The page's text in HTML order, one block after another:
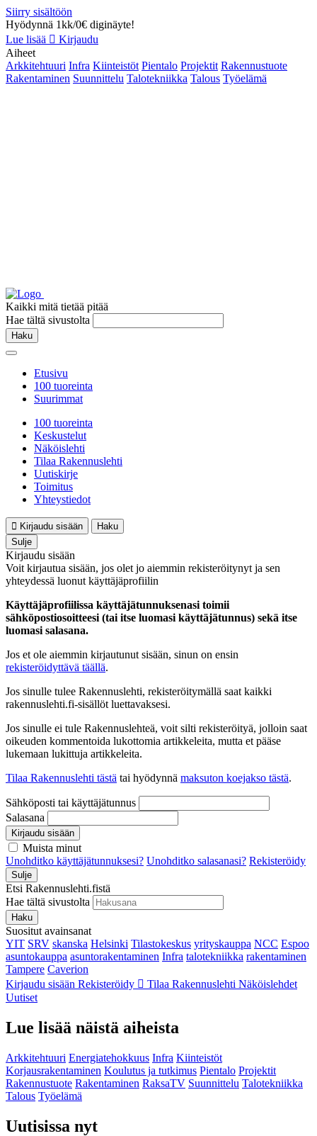
Siirry sisältöön
Hyödynnä 1kk/0€ diginäyte!
Lue lisää
Kirjaudu
Aiheet
Arkkitehtuuri Infra Kiinteistöt Pientalo Projektit Rakennustuote
Rakentaminen Suunnittelu Talotekniikka Talous Työelämä
Kaikki mitä tietää pitää
Hae tältä sivustolta
Haku
Etusivu
100 tuoreinta
Suurimmat
100 tuoreinta
Keskustelut
Näköislehti
Tilaa Rakennuslehti
Uutiskirje
Toimitus
Yhteystiedot
Kirjaudu sisään
Haku
Sulje
Kirjaudu sisään
Voit kirjautua sisään, jos olet jo aiemmin rekisteröitynyt ja sen
yhteydessä luonut käyttäjäprofiilin
Käyttäjäprofiilissa käyttäjätunnuksenasi toimii
sähköpostiosoitteesi (tai itse luomasi käyttäjätunnus) sekä itse
luomasi salasana.
Jos et ole aiemmin kirjautunut sisään, sinun on ensin
rekisteröidyttävä täällä.
Jos sinulle tulee Rakennuslehti, rekisteröitymällä saat kaikki
rakennuslehti.fi-sisällöt luettavaksesi.
Jos sinulle ei tule Rakennuslehteä, voit silti rekisteröityä, jolloin saat
oikeuden kommentoida lukottomia artikkeleita, mutta et pääse
lukemaan lukittuja artikkeleita.
Tilaa Rakennuslehti tästä tai hyödynnä maksuton koejakso tästä.
Sähköposti tai käyttäjätunnus
Salasana
Kirjaudu sisään
Muista minut
Unohditko käyttäjätunnuksesi? Unohditko salasanasi? Rekisteröidy
Sulje
Etsi Rakennuslehti.fistä
Hae tältä sivustolta
Haku
Suositut avainsanat
YIT SRV skanska Helsinki Tilastokeskus yrityskauppa NCC Espoo
asuntokauppa asuntorakentaminen Infra talotekniikka rakentaminen
Tampere Caverion
Kirjaudu sisään Rekisteröidy Tilaa Rakennuslehti Näköislehdet
Uutiset
Lue lisää näistä aiheista
Arkkitehtuuri Energiatehokkuus Infra Kiinteistöt
Korjausrakentaminen Koulutus ja tutkimus Pientalo Projektit
Rakennustuote Rakentaminen RaksaTV Suunnittelu Talotekniikka
Talous Työelämä
Uutisissa nyt